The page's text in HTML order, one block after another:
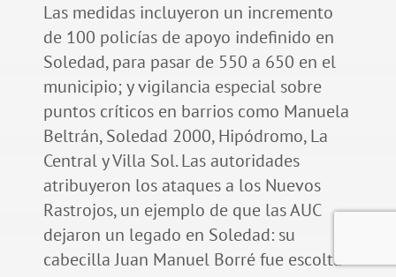
Las medidas incluyeron un incremento
de 100 policías de apoyo indefinido en
Soledad, para pasar de 550 a 650 en el
municipio; y vigilancia especial sobre
puntos críticos en barrios como Manuela
Beltrán, Soledad 2000, Hipódromo, La
Central y Villa Sol. Las autoridades
atribuyeron los ataques a los Nuevos
Rastrojos, un ejemplo de que las AUC
dejaron un legado en Soledad: su
cabecilla Juan Manuel Borré fue escolta